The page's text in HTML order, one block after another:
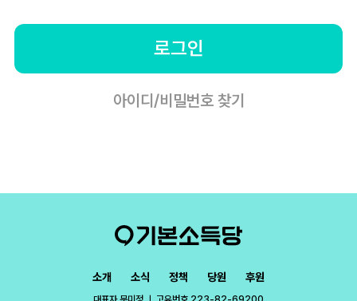
로그인
아이디/비밀번호 찾기
소개 소식 정책 당원 후원